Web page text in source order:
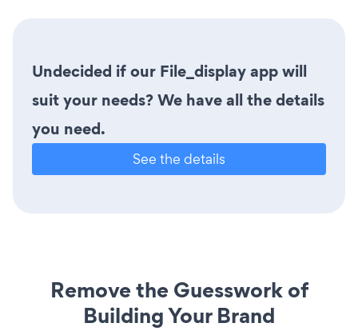
Undecided if our File_display app will
suit your needs? We have all the details
you need.
See the details
Remove the Guesswork of
Building Your Brand